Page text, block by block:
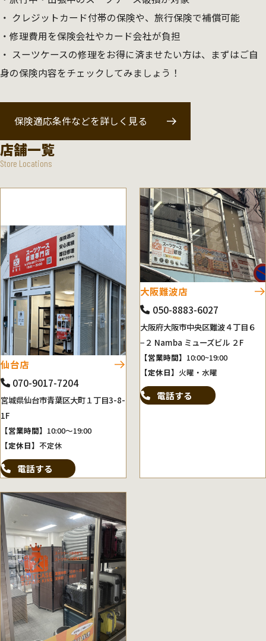
クレジットカード付帯の保険や、旅行保険で補償可能
修理費用を保険会社やカード会社が負担
スーツケースの修理をお得に済ませたい方は、まずはご自
身の保険内容をチェックしてみましょう！
保険適応条件などを詳しく見る
店舗一覧
Store Locations
仙台店
070-9017-7204
宮城県仙台市青葉区大町１丁目3-8-
1F
【営業時間】 10:00～19:00
【定休日】 不定休
電話する
大阪難波店
050-8883-6027
大阪府大阪市中央区難波４丁目６
−２ Namba ミューズビル ２F
【営業時間】 10:00~19:00
【定休日】 火曜・水曜
電話する